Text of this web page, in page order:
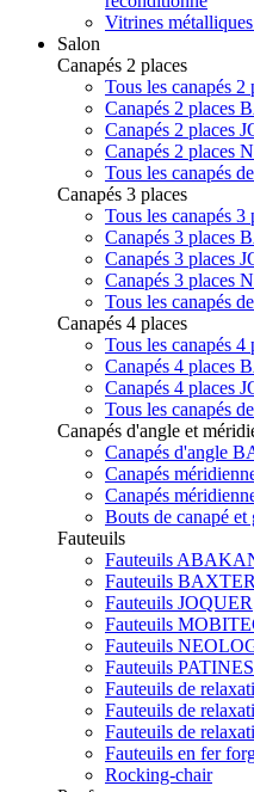
Vitrines
Salon
Canapés 2 places
Tous les canapés 2
Canapés 2 places
Canapés 2 places
Canapés 2 places
Tous les canapés
Canapés 3 places
Tous les canapés 3
Canapés 3 places
Canapés 3 places
Canapés 3 places
Tous les canapés
Canapés 4 places
Tous les canapés 4
Canapés 4 places
Canapés 4 places
Tous les canapés
Canapés d'angle et
Canapés d'angle
Canapés
Canapés
Bouts de canapé et
Fauteuils
Fauteuils
Fauteuils BAXTER
Fauteuils JOQUER
Fauteuils
Fauteuils
Fauteuils
Fauteuils de
Fauteuils de
Fauteuils de
Fauteuils en fer
Rocking-chair